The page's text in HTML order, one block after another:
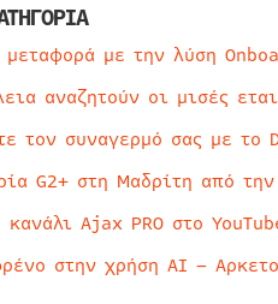
με την λύση
αναζητούν οι μισές
συναγερμό σας με το
G2+ στη Μαδρίτη από
Ajax PRO στο
στην χρήση AI –